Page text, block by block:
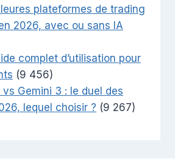
plateformes de trading
2026, avec ou sans IA
complet d’utilisation pour
(9 456)
vs Gemini 3 : le duel des
lequel choisir ? (9 267)